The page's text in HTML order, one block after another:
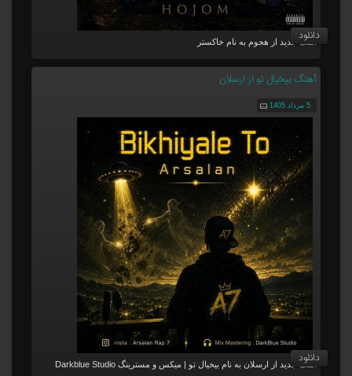
آهنگ جدید از هجوم به نام خاکستر
دانلود
آهنگ بیخیال تو از ارسلان
5 مرداد 1405
آهنگ جدید از ارسلان به نام بیخیال تو | میکس و مسترینگ Darkblue Studio
دانلود